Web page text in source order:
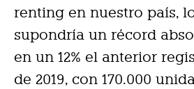
renting en nuestro país,
supondría un récord
en un 12% el anterior
de 2019, con 170.000